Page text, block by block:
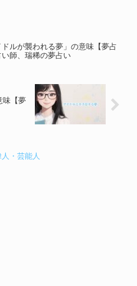
ドルが襲われる夢」の意味【夢占
い師、瑞稀の夢占い
味【夢
・芸能人